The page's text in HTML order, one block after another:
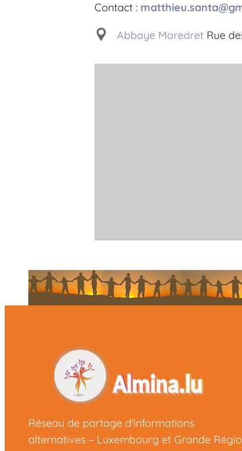
Contact :
Abbaye Maredret Rue
Réseau de partage d'informations
alternatives – Luxembourg et Grande